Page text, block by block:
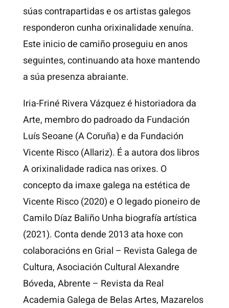
súas contrapartidas e os artistas galegos
responderon cunha orixinalidade xenuína.
Este inicio de camiño proseguiu en anos
seguintes, continuando ata hoxe mantendo
a súa presenza abraiante.
Iria-Friné Rivera Vázquez é historiadora da
Arte, membro do padroado da Fundación
Luís Seoane (A Coruña) e da Fundación
Vicente Risco (Allariz). É a autora dos libros
A orixinalidade radica nas orixes. O
concepto da imaxe galega na estética de
Vicente Risco (2020) e O legado pioneiro de
Camilo Díaz Baliño Unha biografía artística
(2021). Conta dende 2013 ata hoxe con
colaboracións en Grial – Revista Galega de
Cultura, Asociación Cultural Alexandre
Bóveda, Abrente – Revista da Real
Academia Galega de Belas Artes, Mazarelos